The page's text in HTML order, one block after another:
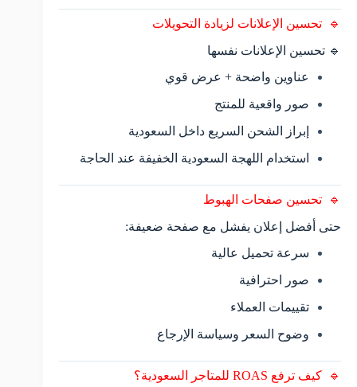
🔹 تحسين الإعلانات لزيادة التحويلات
🔹 تحسين الإعلانات نفسها
عناوين واضحة + عرض قوي
صور واقعية للمنتج
إبراز الشحن السريع داخل السعودية
استخدام اللهجة السعودية الخفيفة عند الحاجة
🔹 تحسين صفحات الهبوط
حتى أفضل إعلان يفشل مع صفحة ضعيفة:
سرعة تحميل عالية
صور احترافية
تقييمات العملاء
وضوح السعر وسياسة الإرجاع
🔹 كيف ترفع ROAS للمتاجر السعودية؟